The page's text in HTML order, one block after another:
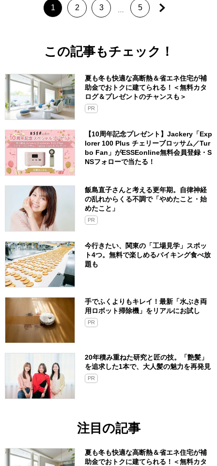
1 2 3 … 5
この記事もチェック！
夏も冬も快適な高断熱＆省エネ住宅が補
助金でおトクに建てられる！＜無料カタ
ログ＆プレゼントのチャンスも＞
PR
【10周年記念プレゼント】Jackery「Exp
lorer 100 Plus チェリーブロッサム／Tur
bo Fan」がESSEonline無料会員登録・S
NSフォローで当たる！
飯島直子さんと考える更年期。自律神経
の乱れからくる不調で「やめたこと・始
めたこと」
PR
今行きたい、関東の「工場見学」スポッ
ト4つ。無料で楽しめるバイキング食べ放
題も
手でふくよりもキレイ！最新「水ぶき両
用ロボット掃除機」をリアルにお試し
PR
20年積み重ねた研究と匠の技。「艶髪」
を追求した1本で、大人髪の魅力を再発見
PR
注目の記事
夏も冬も快適な高断熱＆省エネ住宅が補
助金でおトクに建てられる！＜無料カタ